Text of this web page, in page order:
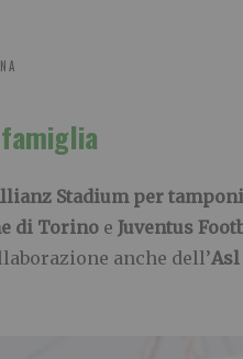
Stadium per
di Torino e Juventus
anche dell’